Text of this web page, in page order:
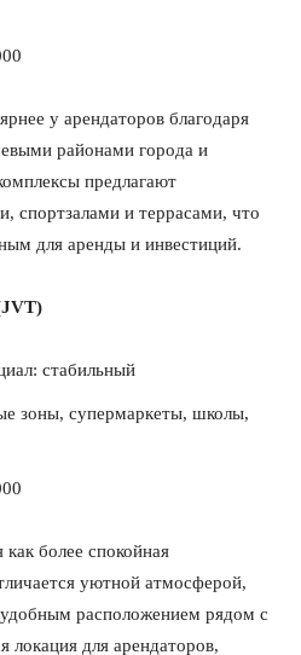
СЕЙЧАС
у арендаторов благодаря
районами города и
предлагают
спортзалами и террасами, что
для аренды и инвестиций.
стабильный
зоны, супермаркеты, школы,
более спокойная
уютной атмосферой,
расположением рядом с
для арендаторов,